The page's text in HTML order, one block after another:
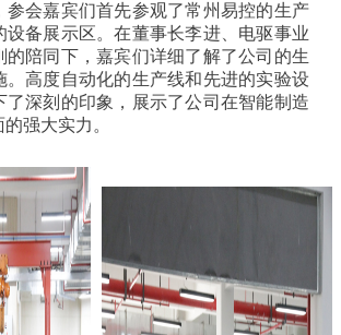
参会嘉宾们首先参观了常州易控的生产
设备展示区。在董事长李进、电驱事业
的陪同下，嘉宾们详细了解了公司的生
。高度自动化的生产线和先进的实验设
了深刻的印象，展示了公司在智能制造
强大实力。